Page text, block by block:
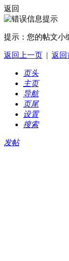
返回
提示： 您的帖文小
返回上一页 | 返回
页头
主页
导航
页尾
设置
搜索
发帖